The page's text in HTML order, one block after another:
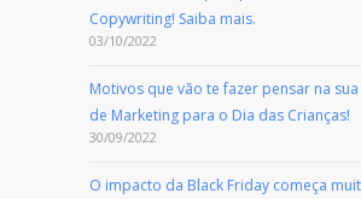
Copywriting! Saiba mais.
03/10/2022
Motivos que vão te fazer pensar na
de Marketing para o Dia das Crianças!
30/09/2022
O impacto da Black Friday começa